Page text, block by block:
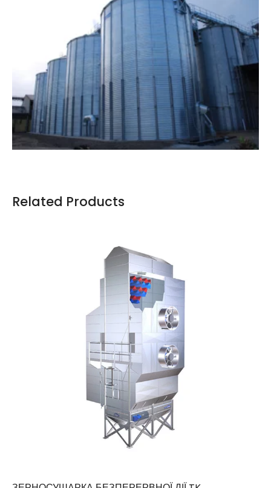
Related Products